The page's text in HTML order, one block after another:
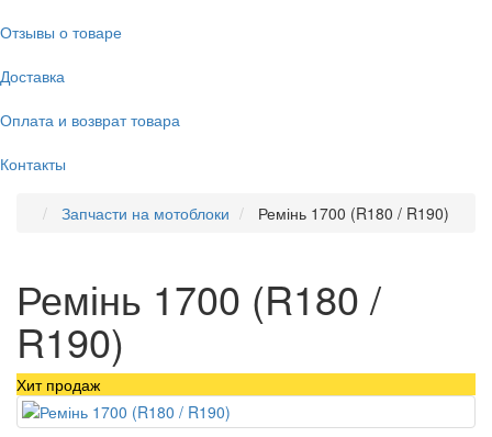
Отзывы о товаре
Доставка
Оплата и возврат товара
Контакты
Запчасти на мотоблоки Ремінь 1700 (R180 / R190)
Ремінь 1700 (R180 /
R190)
Хит продаж